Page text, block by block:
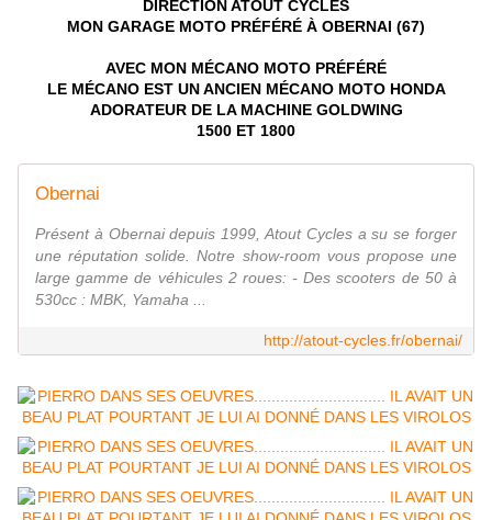
DIRECTION ATOUT CYCLES
MON GARAGE MOTO PRÉFÉRÉ À OBERNAI (67)
AVEC MON MÉCANO MOTO PRÉFÉRÉ
LE MÉCANO EST UN ANCIEN MÉCANO MOTO HONDA
ADORATEUR DE LA MACHINE GOLDWING
1500 ET 1800
Obernai
Présent à Obernai depuis 1999, Atout Cycles a su se forger
une réputation solide. Notre show-room vous propose une
large gamme de véhicules 2 roues: - Des scooters de 50 à
530cc : MBK, Yamaha ...
http://atout-cycles.fr/obernai/